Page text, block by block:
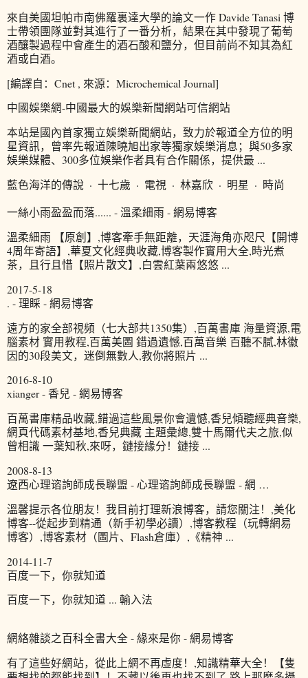
來自美國坦帕市南佛羅裏達大學的論文一作 Davide Tanasi 博
士帶領團隊並對其進行了一番分析，結果在其中發現了葡萄
酒釀製過程中會產生的酒石酸和鹽分，但目前尚不知其為紅
酒或白酒。
[編譯自：Cnet , 來源：Microchemical Journal]
中國娛樂網-中國最大的娛樂新聞網站可信網站
本站是國內首家獨立娛樂新聞網站，致力於報道全方位的明
星資訊，曾率先報道陳曉旭出家等獨家娛樂消息；與50多家
娛樂媒體、300多位娛樂作者具有合作關係，提供最 ...
藍色海洋的傳說 · 十七歲 · 電視 · 林嘉欣 · 明星 · 時尚
一絲小雨盈盈而落...... - 溫柔細雨 - 網易博客
溫柔細雨 【原創】,博客牽手無距離，天涯海角亦咫尺【開博
4周年寄語】,華夏文化經典收藏,博客製作實用大全,時光煮
茶，且行且惜【照片散文】,白雲紅葉兩悠悠 ...
2017-5-18
. - 理睬 - 網易博客
遠方的家全部視頻（七大部共1350集）,百萬書庫 海量資源,電
腦素材 實用教程,百萬美圖 錯過遺憾,百萬音樂 百聽不膩,林徽
因的30段美文，迷倒無數人,教你將照片 ...
2016-8-10
xianger - 香兒 - 網易博客
百萬書庫精品收藏,錯過這些風景你會遺憾,香兒傾聽經典音樂,
網頁代碼素材基地,香兒典藏 主題彙總,雙十馬爾代夫之旅,似
曾相識 一葉知秋,來呀，鏈接緣分！鏈接 ...
2008-8-13
遼西心理谘詢師成長聯盟 - 心理谘詢師成長聯盟 - 網 …
溫馨提示各位朋友！我目前打理新浪博客，請您關注！,美化
博客--從起步到精通（新手初學必讀）,博客教程（玩轉網易
博客）,博客素材（圖片、Flash倉庫）,《精神 ...
2014-11-7
百度一下，你就知道
百度一下，你就知道 ... 輸入法
網絡雜談之百科全書大全 - 緣來是你 - 網易博客
有了這些好網站，從此上網不再虛度！,知識精華大全！【隻